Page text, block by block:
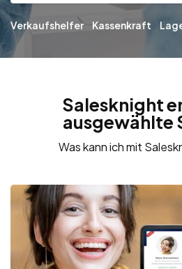
Verkaufshelfer Kassenkraft
Salesknight
ausgewählte
Was kann ich mit